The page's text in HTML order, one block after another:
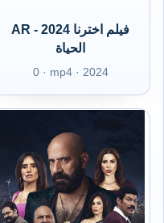
AR - 2024 فيلم اخترنا
الحياة
0 · mp4 · 2024